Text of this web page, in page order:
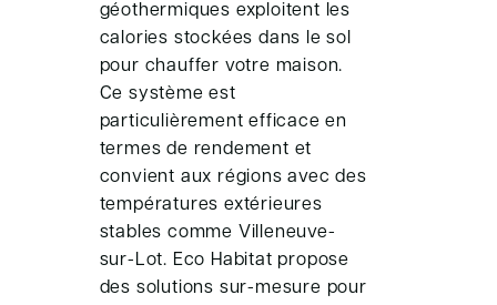
géothermiques exploitent les
calories stockées dans le sol
pour chauffer votre maison.
Ce système est
particulièrement efficace en
termes de rendement et
convient aux régions avec des
températures extérieures
stables comme Villeneuve-
sur-Lot. Eco Habitat propose
des solutions sur-mesure pour